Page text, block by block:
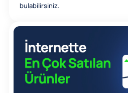
bulabilirsiniz.